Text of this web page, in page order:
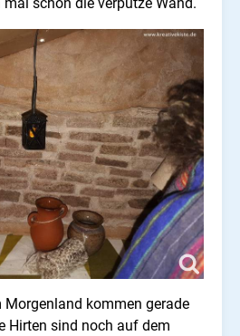
Morgenland kommen gerade
Hirten sind noch auf dem